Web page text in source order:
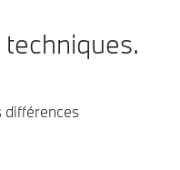
différences